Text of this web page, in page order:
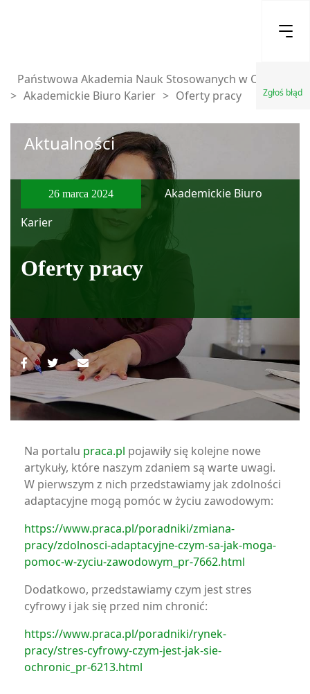
Zgłoś błąd
Państwowa Akademia Nauk Stosowanych w Chełmie
> Akademickie Biuro Karier > Oferty pracy
Aktualności
26 marca 2024
Akademickie Biuro
Karier
Oferty pracy
Na portalu praca.pl pojawiły się kolejne nowe
artykuły, które naszym zdaniem są warte uwagi.
W pierwszym z nich przedstawiamy jak zdolności
adaptacyjne mogą pomóc w życiu zawodowym:
https://www.praca.pl/poradniki/zmiana-
pracy/zdolnosci-adaptacyjne-czym-sa-jak-moga-
pomoc-w-zyciu-zawodowym_pr-7662.html
Dodatkowo, przedstawiamy czym jest stres
cyfrowy i jak się przed nim chronić:
https://www.praca.pl/poradniki/rynek-
pracy/stres-cyfrowy-czym-jest-jak-sie-
ochronic_pr-6213.html